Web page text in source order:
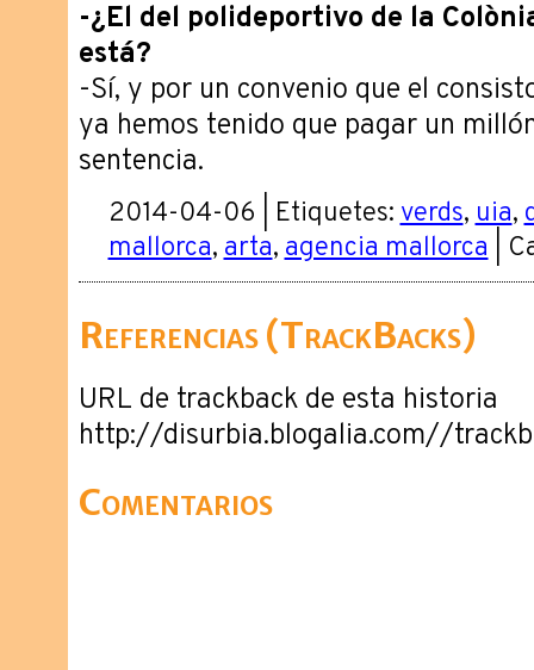
-¿El del polideportivo de la
está?
-Sí, y por un convenio que el
ya hemos tenido que pagar un
sentencia.
2014-04-06 | Etiquetes:verds,uia,
mallorca,arta,agencia mallorca|
Referencias (TrackBacks)
URL de trackback de esta historia
http://disurbia.blogalia.com//
Comentarios